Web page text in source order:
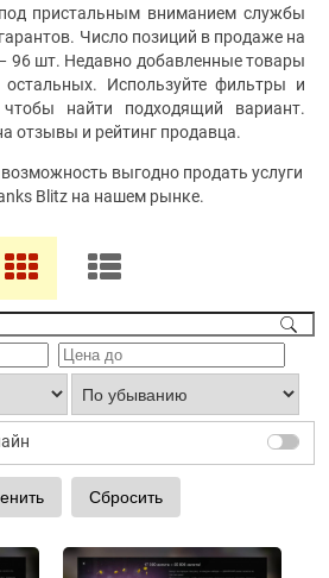
пристальным вниманием службы
Число позиций в продаже на
96 шт. Недавно добавленные товары
Используйте фильтры и
найти подходящий вариант.
отзывы и рейтинг продавца.
выгодно продать услуги
Blitz на нашем рынке.